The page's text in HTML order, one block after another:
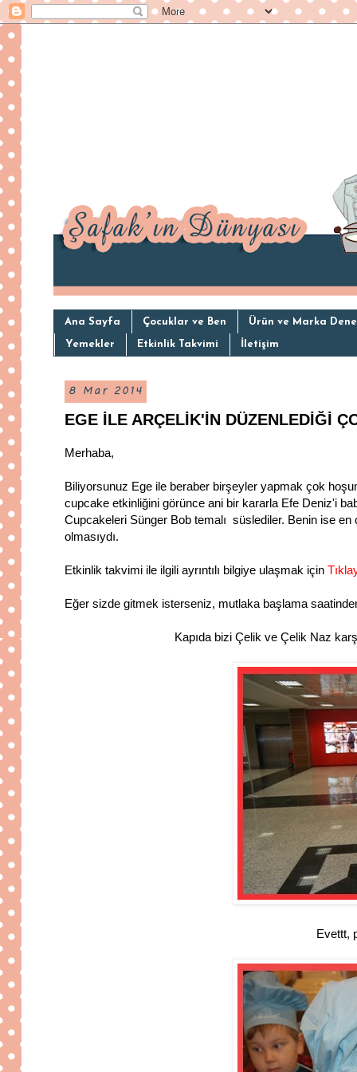
Ana Sayfa Çocuklar ve Ben Ürün ve Marka
Yemekler Etkinlik Takvimi İletişim
8 Mar 2014
EGE İLE ARÇELİK'İN DÜZENLEDİĞİ
Merhaba,
Biliyorsunuz Ege ile beraber birşeyler yapmak çok
cupcake etkinliğini görünce ani bir kararla Efe Deniz'i
Cupcakeleri Sünger Bob temalı süslediler. Benin ise
olmasıydı.
Etkinlik takvimi ile ilgili ayrıntılı bilgiye ulaşmak için
Eğer sizde gitmek isterseniz, mutlaka başlama
Kapıda bizi Çelik ve Çelik Naz
Evettt,